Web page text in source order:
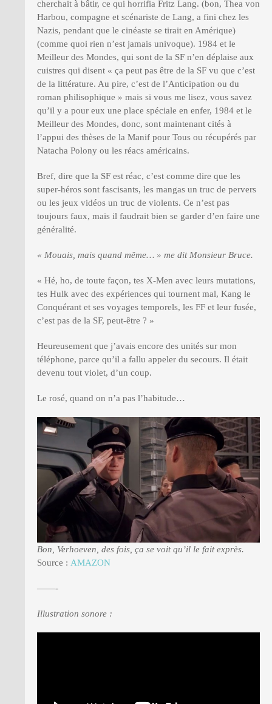
cherchait à bâtir, ce qui horrifia Fritz Lang. (bon, Thea von
Harbou, compagne et scénariste de Lang, a fini chez les
Nazis, pendant que le cinéaste se tirait en Amérique)
(comme quoi rien n’est jamais univoque). 1984 et le
Meilleur des Mondes, qui sont de la SF n’en déplaise aux
cuistres qui disent « ça peut pas être de la SF vu que c’est
de la littérature. Au pire, c’est de l’Anticipation ou du
roman philisophique » mais si vous me lisez, vous savez
qu’il y a pour eux une place spéciale en enfer, 1984 et le
Meilleur des Mondes, donc, sont maintenant cités à
l’appui des thèses de la Manif pour Tous ou récupérés par
Natacha Polony ou les réacs américains.
Bref, dire que la SF est réac, c’est comme dire que les
super-héros sont fascisants, les mangas un truc de pervers
ou les jeux vidéos un truc de violents. Ce n’est pas
toujours faux, mais il faudrait bien se garder d’en faire une
généralité.
« Mouais, mais quand même… » me dit Monsieur Bruce.
« Hé, ho, de toute façon, tes X-Men avec leurs mutations,
tes Hulk avec des expériences qui tournent mal, Kang le
Conquérant et ses voyages temporels, les FF et leur fusée,
c’est pas de la SF, peut-être ? »
Heureusement que j’avais encore des unités sur mon
téléphone, parce qu’il a fallu appeler du secours. Il était
devenu tout violet, d’un coup.
Le rosé, quand on n’a pas l’habitude…
Bon, Verhoeven, des fois, ça se voit qu’il le fait exprès.
Source : AMAZON
——-
Illustration sonore :